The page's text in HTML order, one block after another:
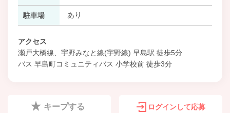
駐車場 あり
アクセス
瀬戸大橋線、宇野みなと線(宇野線) 早島駅 徒歩5分
バス 早島町コミュニティバス 小学校前 徒歩3分
キープする ログインして応募